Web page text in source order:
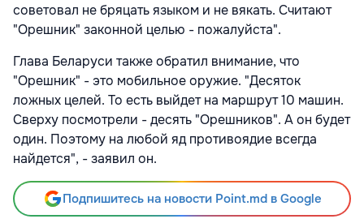
советовал не бряцать языком и не вякать. Считают
"Орешник" законной целью - пожалуйста".
Глава Беларуси также обратил внимание, что
"Орешник" - это мобильное оружие. "Десяток
ложных целей. То есть выйдет на маршрут 10 машин.
Сверху посмотрели - десять "Орешников". А он будет
один. Поэтому на любой яд противоядие всегда
найдется", - заявил он.
Подпишитесь на новости Point.md в Google